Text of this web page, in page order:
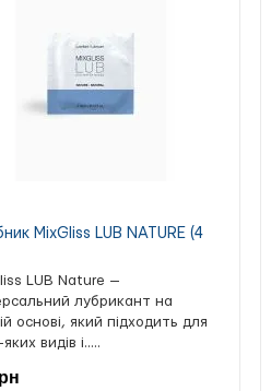
MixGliss LUB NATURE (4
LUB Nature —
лубрикант на
основі, який підходить для
видів і.....